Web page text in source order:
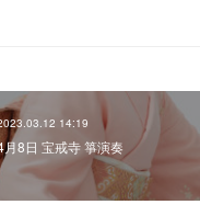
14:19
月8日 宝戒寺 箏演奏